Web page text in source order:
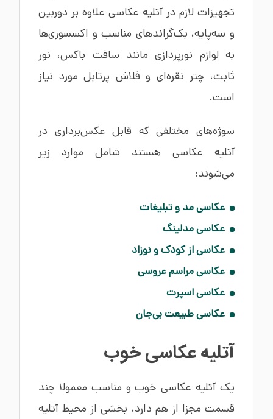
تجهیزات لازم در آتلیه عکاسی علاوه بر دوربین
و سه‌پایه، بک‌گراندهای مناسب و اکسسوری‌ها
به لوازم نورپردازی مانند سافت باکس، نور
ثابت، چتر نقره‌ای و فلاش پرتابل مورد نیاز
است.
سوژه‌های مختلفی که قابل عکس‌برداری در
آتلیه عکاسی هستند شامل موارد زیر
می‌شوند:
عکاسی مد و تبلیغات
عکاسی مدلینگ
عکاسی از کودک و نوزاد
عکاسی مراسم عروسی
عکاسی اسپرت
عکاسی طبیعت بی‌جان
آتلیه عکاسی خوب
یک آتلیه عکاسی خوب و مناسب معمولا چند
قسمت مجزا از هم دارد، بخشی از محیط آتلیه